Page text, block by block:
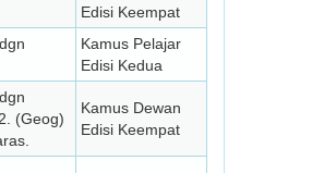
Edisi Keempat
Kamus Pelajar
Edisi Kedua
dgn
(Geog)
Kamus Dewan
Edisi Keempat